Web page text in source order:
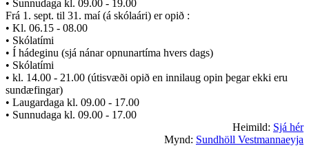
• Sunnudaga kl. 09.00 - 19.00
Frá 1. sept. til 31. maí (á skólaári) er opið :
• Kl. 06.15 - 08.00
• Skólatími
• Í hádeginu (sjá nánar opnunartíma hvers dags)
• Skólatími
• kl. 14.00 - 21.00 (útisvæði opið en innilaug opin þegar ekki eru
sundæfingar)
• Laugardaga kl. 09.00 - 17.00
• Sunnudaga kl. 09.00 - 17.00
Heimild: Sjá hér
Mynd: Sundhöll Vestmannaeyja